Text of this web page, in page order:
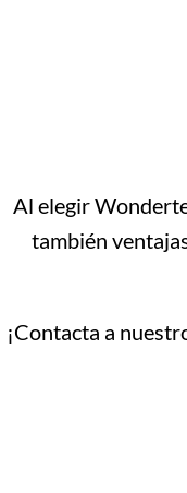
Al elegir
también
¡Contacta a